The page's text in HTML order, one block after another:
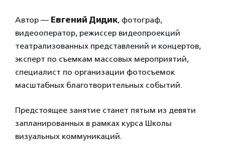
Автор — Евгений Дидик, фотограф,
видеооператор, режиссер видеопроекций
театрализованных представлений и концертов,
эксперт по съемкам массовых мероприятий,
специалист по организации фотосъемок
масштабных благотворительных событий.
Предстоящее занятие станет пятым из девяти
запланированных в рамках курса Школы
визуальных коммуникаций.